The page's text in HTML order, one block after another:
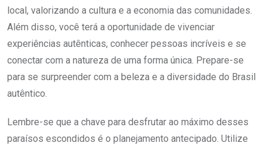
local, valorizando a cultura e a economia das comunidades.
Além disso, você terá a oportunidade de vivenciar
experiências autênticas, conhecer pessoas incríveis e se
conectar com a natureza de uma forma única. Prepare-se
para se surpreender com a beleza e a diversidade do Brasil
autêntico.
Lembre-se que a chave para desfrutar ao máximo desses
paraísos escondidos é o planejamento antecipado. Utilize